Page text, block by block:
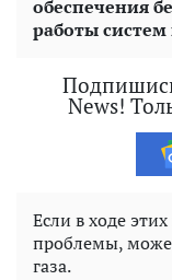
обеспечения
работы систем
News!
Если в ходе
проблемы,
газа.